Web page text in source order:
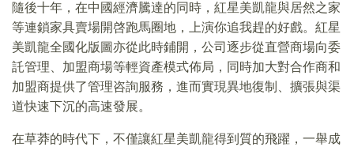
隨後十年，在中國經濟騰達的同時，紅星美凱龍與居然之家
等連鎖家具賣場開啓跑馬圈地，上演你追我趕的好戲。紅星
美凱龍全國化版圖亦從此時鋪開，公司逐步從直營商場向委
託管理、加盟商場等輕資產模式佈局，同時加大對合作商和
加盟商提供了管理咨詢服務，進而實現異地復制、擴張與渠
道快速下沉的高速發展。
在草莽的時代下，不僅讓紅星美凱龍得到質的飛躍，一舉成